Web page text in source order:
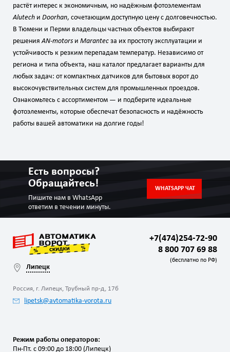
растёт интерес к экономичным, но надёжным фотоэлементам
Alutech и Doorhan, сочетающим доступную цену с долговечностью.
В Тюмени и Перми владельцы частных объектов выбирают
решенияAN‑motors и Marantec за их простоту эксплуатации и
устойчивость к резким перепадам температур. Независимо от
региона и типа объекта, наш каталог предлагает варианты для
любых задач: от компактных датчиков для бытовых ворот до
высокочувствительных систем для промышленных проездов.
Ознакомьтесь с ассортиментом — и подберите идеальные
фотоэлементы, которые обеспечат безопасность и надёжность
работы вашей автоматики на долгие годы!
Есть вопросы?
Обращайтесь!
Пишите нам в WhatsApp
ответим в течении минуты.
WHATSAPP ЧАТ
Липецк
Россия, г. Липецк, Трубный пр-д, 17б
lipetsk@avtomatika-vorota.ru
+7(474)254-72-90
8 800 707 69 88
(бесплатно по РФ)
Режим работы операторов:
Пн-Пт. с 09:00 до 18:00 (Липецк)